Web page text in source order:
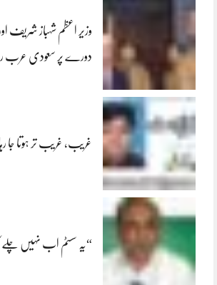
وزیر اعظم شہباز شریف
دورے پر سعودی عرب
غریب، غریب تر ہوتا جا
“یہ سسٹم اب نہیں چلے